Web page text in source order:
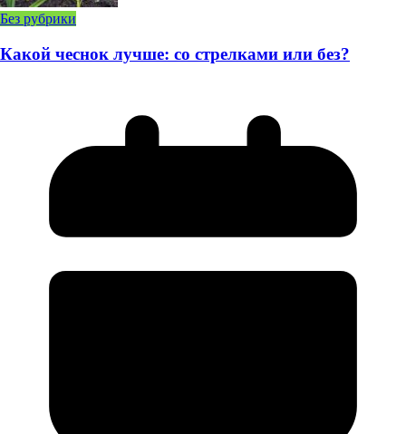
Без рубрики
Какой чеснок лучше: со стрелками или без?